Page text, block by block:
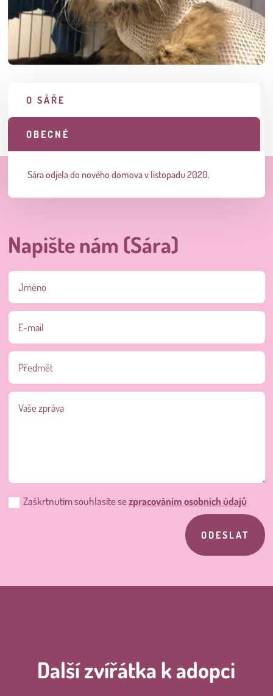
O SÁŘE
OBECNÉ
Sára odjela do nového domova v listopadu 2020.
Napište nám (Sára)
Zaškrtnutím souhlasíte sezpracováním osobních údajů
ODESLAT
Další zvířátka k adopci